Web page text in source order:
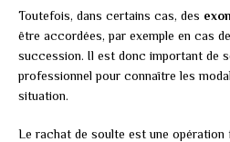
Toutefois, dans certains cas, des
être accordées, par exemple en cas
succession. Il est donc important de
professionnel pour connaître les
situation.
Le rachat de soulte est une opération